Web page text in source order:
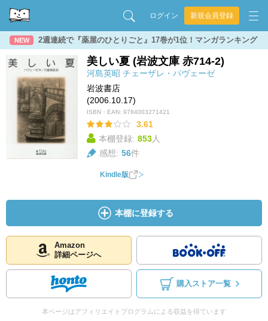
ログイン 新規会員登録
NEW 2週連続で『薬屋のひとりごと』17巻が1位！マンガランキング
美しい夏 (岩波文庫 赤714-2)
河島英昭 チェーザレ・パヴェーゼ
岩波書店
(2006.10.17)
ISBN・EAN: 9784003271421
3.61
本棚登録: 853人
感想: 56件
Kindle版
本棚に登録する
Amazon
詳細ページへ
購入ストア一覧
本ページはアフィリエイトプログラムによる収益を得ています